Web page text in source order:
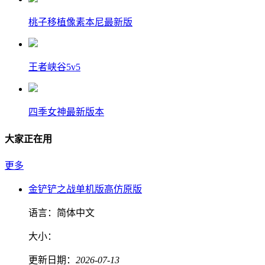
桃子移植像素本尼最新版
王者峡谷5v5
四季女神最新版本
大家正在用
更多
金铲铲之战单机版高仿原版
语言： 简体中文
大小：
更新日期： 2026-07-13